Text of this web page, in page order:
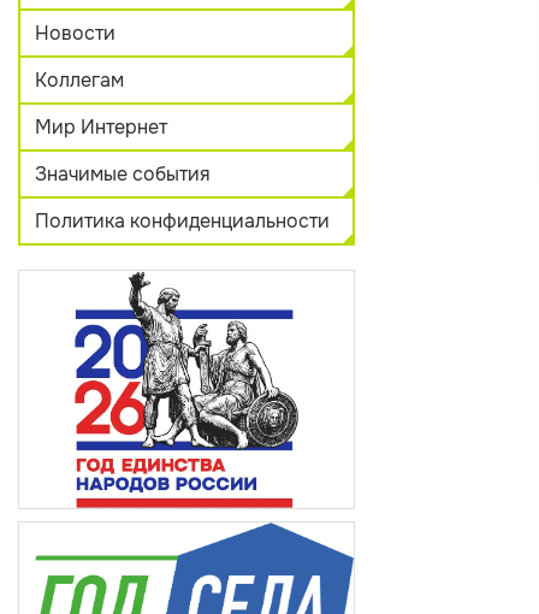
Новости
Коллегам
Мир Интернет
Значимые события
Политика конфиденциальности